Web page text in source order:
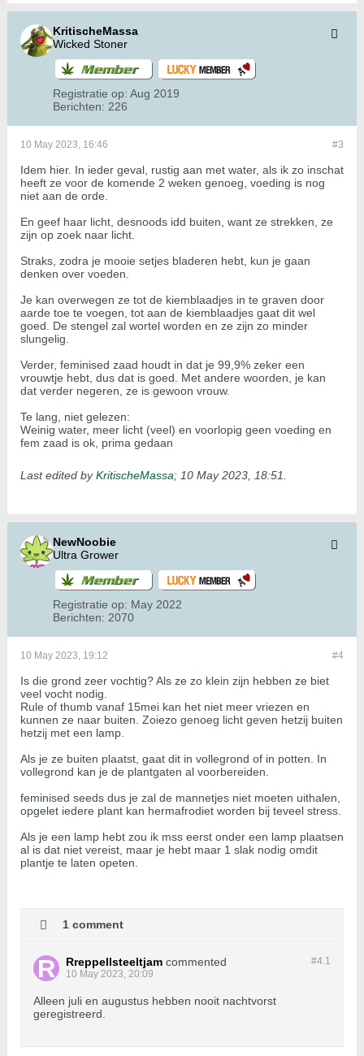
KritischeMassa
Wicked Stoner
Registratie op: Aug 2019
Berichten: 226
#3
10 May 2023, 16:46
Idem hier. In ieder geval, rustig aan met water, als ik zo inschat
heeft ze voor de komende 2 weken genoeg, voeding is nog
niet aan de orde.
En geef haar licht, desnoods idd buiten, want ze strekken, ze
zijn op zoek naar licht.
Straks, zodra je mooie setjes bladeren hebt, kun je gaan
denken over voeden.
Je kan overwegen ze tot de kiemblaadjes in te graven door
aarde toe te voegen, tot aan de kiemblaadjes gaat dit wel
goed. De stengel zal wortel worden en ze zijn zo minder
slungelig.
Verder, feminised zaad houdt in dat je 99,9% zeker een
vrouwtje hebt, dus dat is goed. Met andere woorden, je kan
dat verder negeren, ze is gewoon vrouw.
Te lang, niet gelezen:
Weinig water, meer licht (veel) en voorlopig geen voeding en
fem zaad is ok, prima gedaan
Last edited byKritischeMassa; 10 May 2023, 18:51
NewNoobie
Ultra Grower
Registratie op: May 2022
Berichten: 2070
#4
10 May 2023, 19:12
Is die grond zeer vochtig? Als ze zo klein zijn hebben ze biet
veel vocht nodig.
Rule of thumb vanaf 15mei kan het niet meer vriezen en
kunnen ze naar buiten. Zoiezo genoeg licht geven hetzij buiten
hetzij met een lamp.
Als je ze buiten plaatst, gaat dit in vollegrond of in potten. In
vollegrond kan je de plantgaten al voorbereiden.
feminised seeds dus je zal de mannetjes niet moeten uithalen,
opgelet iedere plant kan hermafrodiet worden bij teveel stress.
Als je een lamp hebt zou ik mss eerst onder een lamp plaatsen
al is dat niet vereist, maar je hebt maar 1 slak nodig omdit
plantje te laten opeten.
1 comment
#4.1
Rreppellsteeltjam commented
10 May 2023, 20:09
Alleen juli en augustus hebben nooit nachtvorst
geregistreerd.